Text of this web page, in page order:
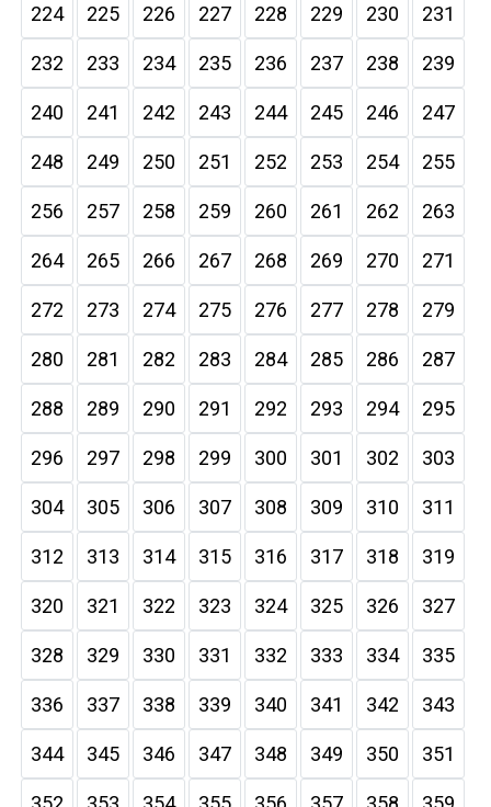
224 225 226 227 228 229 230 231
232 233 234 235 236 237 238 239
240 241 242 243 244 245 246 247
248 249 250 251 252 253 254 255
256 257 258 259 260 261 262 263
264 265 266 267 268 269 270 271
272 273 274 275 276 277 278 279
280 281 282 283 284 285 286 287
288 289 290 291 292 293 294 295
296 297 298 299 300 301 302 303
304 305 306 307 308 309 310 311
312 313 314 315 316 317 318 319
320 321 322 323 324 325 326 327
328 329 330 331 332 333 334 335
336 337 338 339 340 341 342 343
344 345 346 347 348 349 350 351